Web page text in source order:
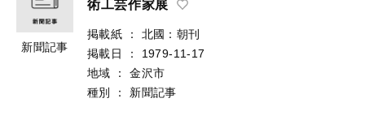
新聞記事
術工芸作家展
掲載紙 ：
北國：朝刊
掲載日
：
1979-11-17
地域
：
金沢市
種別
： 新聞記事